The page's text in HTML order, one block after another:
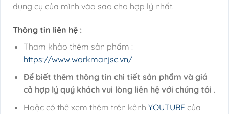
dụng cụ của mình vào sao cho hợp lý nhất.
Thông tin liên hệ :
Tham khảo thêm sản phẩm :
https://www.workmanjsc.vn/
Để biết thêm thông tin chi tiết sản phẩm và giá
cả hợp lý quý khách vui lòng liên hệ với chúng tôi .
Hoặc có thể xem thêm trên kênh YOUTUBEcủa